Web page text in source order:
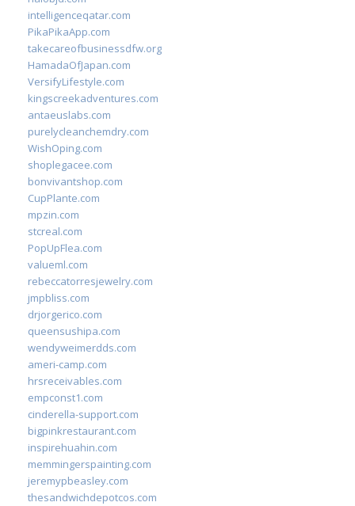
intelligenceqatar.com
PikaPikaApp.com
takecareofbusinessdfw.org
HamadaOfJapan.com
VersifyLifestyle.com
kingscreekadventures.com
antaeuslabs.com
purelycleanchemdry.com
WishOping.com
shoplegacee.com
bonvivantshop.com
CupPlante.com
mpzin.com
stcreal.com
PopUpFlea.com
valueml.com
rebeccatorresjewelry.com
jmpbliss.com
drjorgerico.com
queensushipa.com
wendyweimerdds.com
ameri-camp.com
hrsreceivables.com
empconst1.com
cinderella-support.com
bigpinkrestaurant.com
inspirehuahin.com
memmingerspainting.com
jeremypbeasley.com
thesandwichdepotcos.com